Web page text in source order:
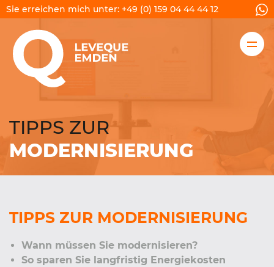
RATGEBER / TIPPS
ÜBER MICH
ANGEBOT
Sie erreichen mich unter: +49 (0) 159 04 44 44 12
TIPPS ZUR
MODERNISIERUNG
TIPPS ZUR MODERNISIERUNG
Wann müssen Sie modernisieren?
So sparen Sie langfristig Energiekosten